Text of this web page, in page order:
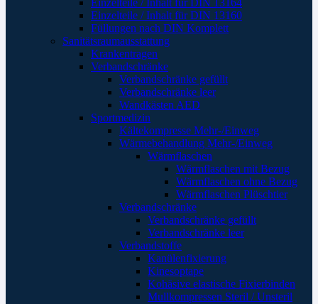
Einzelteile / Inhalt für DIN 13164
Einzelteile / Inhalt für DIN 13160
Füllungen nach DIN Komplett
Sanitätsraumausstattung
Krankentragen
Verbandschränke
Verbandschränke gefüllt
Verbandschränke leer
Wandkästen AED
Sportmedizin
Kältekompresse Mehr-/Einweg
Wärmebehandlung Mehr-/Einweg
Wärmflaschen
Wärmflaschen mit Bezug
Wärmflaschen ohne Bezug
Wärmflaschen Plüschtier
Verbandschränke
Verbandschränke gefüllt
Verbandschränke leer
Verbandstoffe
Kanülenfixierung
Kinesoptape
Kohäsive elastische Fixierbinden
Mullkompressen Steril / Unsteril